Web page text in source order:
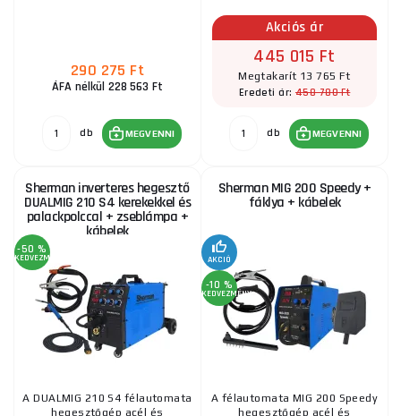
290 275 Ft
ÁFA nélkül 228 563 Ft
db MEGVENNI
Akciós ár
445 015 Ft
Megtakarít 13 765 Ft
Eredeti ár: 458 780 Ft
db MEGVENNI
Sherman inverteres hegesztő
DUALMIG 210 S4 kerekekkel és
palackpolccal + zseblámpa +
kábelek
-50 %
KEDVEZMÉNY
A DUALMIG 210 S4 félautomata
hegesztőgép acél és
Sherman MIG 200 Speedy +
fáklya + kábelek
AKCIÓ
-10 %
KEDVEZMÉNY
A félautomata MIG 200 Speedy
hegesztőgép acél és